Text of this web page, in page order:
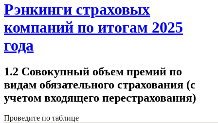
Рэнкинги страховых
компаний по итогам 2025
года
1.2 Совокупный объем премий по
видам обязательного страхования (с
учетом входящего перестрахования)
Проведите по таблице